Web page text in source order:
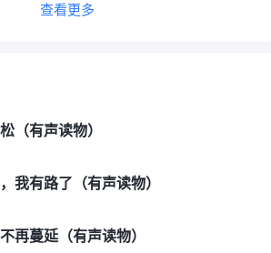
查看更多
（有声读物）
我有路了（有声读物）
再蔓延（有声读物）